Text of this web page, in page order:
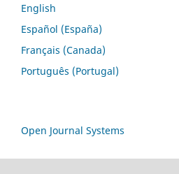
English
Español (España)
Français (Canada)
Português (Portugal)
Open Journal Systems